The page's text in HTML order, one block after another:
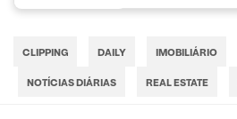
CLIPPING DAILY IMOBILIÁRIO
NOTÍCIAS DIÁRIAS REAL ESTATE